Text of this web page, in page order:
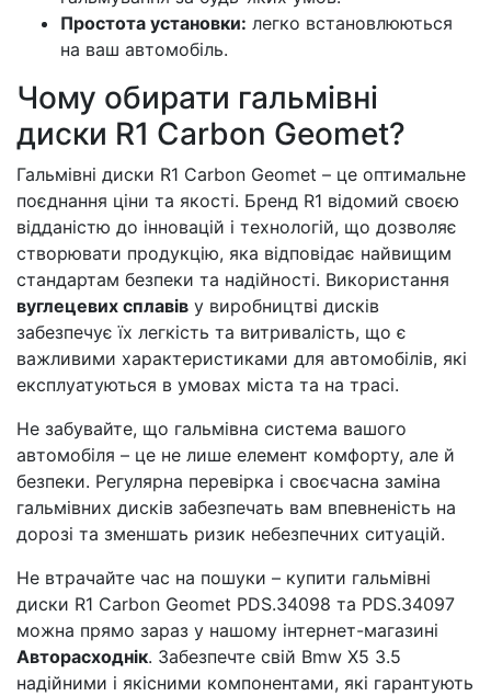
Простота установки: легко встановлюються
на ваш автомобіль.
Чому обирати гальмівні
диски R1 Carbon Geomet?
Гальмівні диски R1 Carbon Geomet – це оптимальне
поєднання ціни та якості. Бренд R1 відомий своєю
відданістю до інновацій і технологій, що дозволяє
створювати продукцію, яка відповідає найвищим
стандартам безпеки та надійності. Використання
вуглецевих сплавів у виробництві дисків
забезпечує їх легкість та витривалість, що є
важливими характеристиками для автомобілів, які
експлуатуються в умовах міста та на трасі.
Не забувайте, що гальмівна система вашого
автомобіля – це не лише елемент комфорту, але й
безпеки. Регулярна перевірка і своєчасна заміна
гальмівних дисків забезпечать вам впевненість на
дорозі та зменшать ризик небезпечних ситуацій.
Не втрачайте час на пошуки – купити гальмівні
диски R1 Carbon Geomet PDS.34098 та PDS.34097
можна прямо зараз у нашому інтернет-магазині
Авторасходнік. Забезпечте свій Bmw X5 3.5
надійними і якісними компонентами, які гарантують